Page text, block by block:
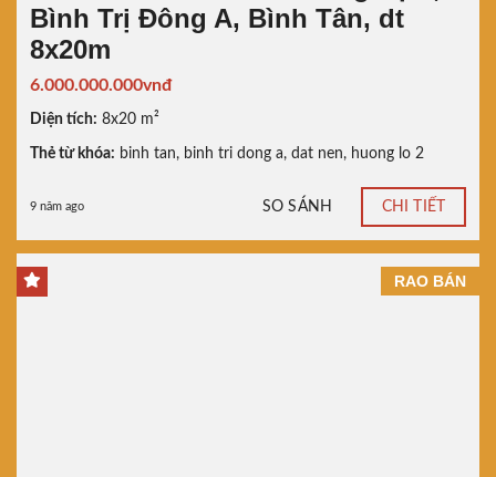
Bình Trị Đông A, Bình Tân, dt
8x20m
6.000.000.000vnđ
Diện tích: 8x20 m²
Thẻ từ khóa: binh tan, binh tri dong a, dat nen, huong lo 2
9 năm ago SO SÁNH CHI TIẾT
RAO BÁN